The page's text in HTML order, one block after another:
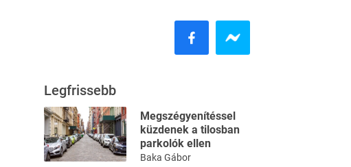
Legfrissebb
Megszégyenítéssel
küzdenek a tilosban
parkolók ellen
Baka Gábor